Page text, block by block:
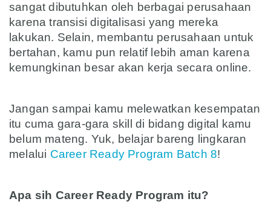
sangat dibutuhkan oleh berbagai perusahaan
karena transisi digitalisasi yang mereka
lakukan. Selain, membantu perusahaan untuk
bertahan, kamu pun relatif lebih aman karena
kemungkinan besar akan kerja secara online.
Jangan sampai kamu melewatkan kesempatan
itu cuma gara-gara skill di bidang digital kamu
belum mateng. Yuk, belajar bareng lingkaran
melalui Career Ready Program Batch 8!
Apa sih Career Ready Program itu?